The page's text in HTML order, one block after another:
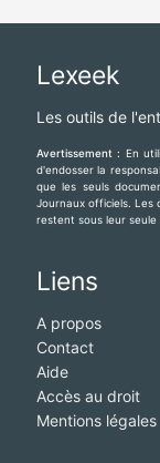
Lexeek
Les outils de
Avertissement : En
d'endosser la
que les seuls
Journaux officiels. Les
restent sous leur
Liens
A propos
Contact
Aide
Accès au droit
Mentions légales